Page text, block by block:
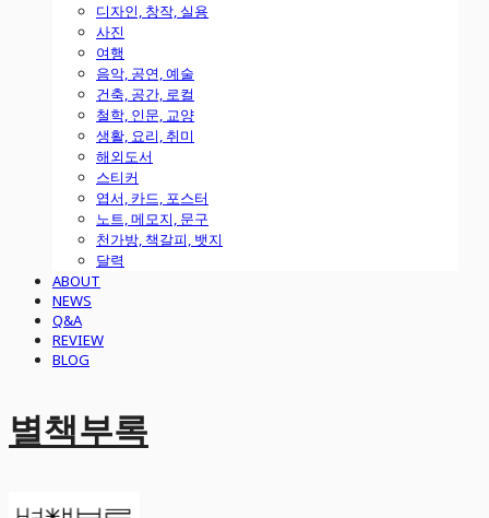
디자인, 창작, 실용
사진
여행
음악, 공연, 예술
건축, 공간, 로컬
철학, 인문, 교양
생활, 요리, 취미
해외도서
스티커
엽서, 카드, 포스터
노트, 메모지, 문구
천가방, 책갈피, 뱃지
달력
ABOUT
NEWS
Q&A
REVIEW
BLOG
별책부록